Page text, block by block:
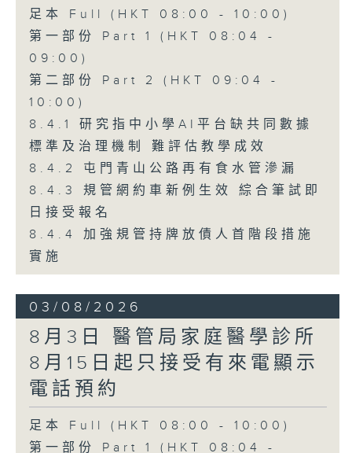
足本 Full (HKT 08:00 - 10:00)
第一部份 Part 1 (HKT 08:04 -
09:00)
第二部份 Part 2 (HKT 09:04 -
10:00)
8.4.1 研究指中小學AI平台缺共同數據
標準及治理機制 難評估教學成效
8.4.2 屯門青山公路再有食水管滲漏
8.4.3 規管網約車新例生效 綜合筆試即
日接受報名
8.4.4 加強規管持牌放債人首階段措施
實施
03/08/2026
8月3日 醫管局家庭醫學診所
8月15日起只接受有來電顯示
電話預約
足本 Full (HKT 08:00 - 10:00)
第一部份 Part 1 (HKT 08:04 -